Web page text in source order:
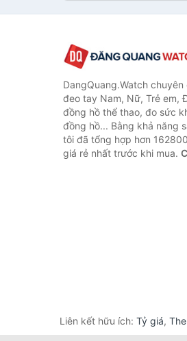
DangQuang.Watch
đeo tay Nam, Nữ, Trẻ em,
đồng hồ thể thao, đo sức
đồng hồ... Bằng khả năng
tôi đã tổng hợp hơn
giá rẻ nhất trước khi mua.
Liên kết hữu ích: Tỷ giá,